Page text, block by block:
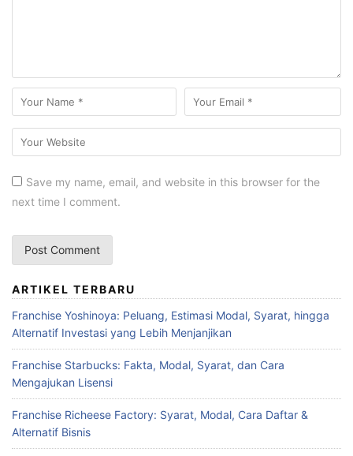
Save my name, email, and website in this browser for the
next time I comment.
ARTIKEL TERBARU
Franchise Yoshinoya: Peluang, Estimasi Modal, Syarat, hingga
Alternatif Investasi yang Lebih Menjanjikan
Franchise Starbucks: Fakta, Modal, Syarat, dan Cara
Mengajukan Lisensi
Franchise Richeese Factory: Syarat, Modal, Cara Daftar &
Alternatif Bisnis